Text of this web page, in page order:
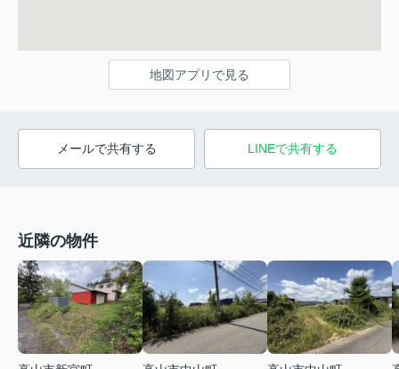
地図アプリで見る
メールで共有する LINEで共有する
近隣の物件